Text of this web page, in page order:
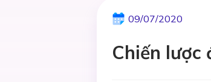
09/07/2020
Chiến lược